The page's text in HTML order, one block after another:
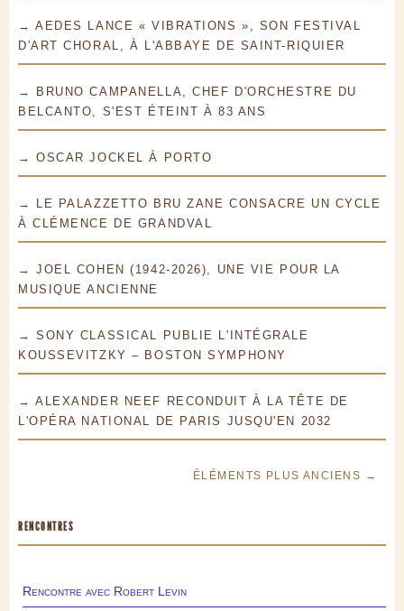
→ AEDES LANCE « VIBRATIONS », SON FESTIVAL
D'ART CHORAL, À L'ABBAYE DE SAINT-RIQUIER
→ BRUNO CAMPANELLA, CHEF D'ORCHESTRE DU
BELCANTO, S'EST ÉTEINT À 83 ANS
→ OSCAR JOCKEL À PORTO
→ LE PALAZZETTO BRU ZANE CONSACRE UN CYCLE
À CLÉMENCE DE GRANDVAL
→ JOEL COHEN (1942-2026), UNE VIE POUR LA
MUSIQUE ANCIENNE
→ SONY CLASSICAL PUBLIE L'INTÉGRALE
KOUSSEVITZKY – BOSTON SYMPHONY
→ ALEXANDER NEEF RECONDUIT À LA TÊTE DE
L'OPÉRA NATIONAL DE PARIS JUSQU'EN 2032
ÉLÉMENTS PLUS ANCIENS →
RENCONTRES
Rencontre avec Robert Levin